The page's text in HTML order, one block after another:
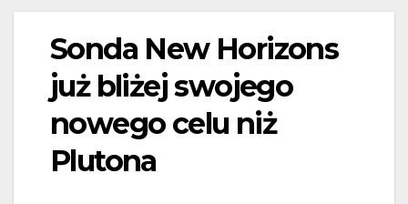
Sonda New Horizons
już bliżej swojego
nowego celu niż
Plutona